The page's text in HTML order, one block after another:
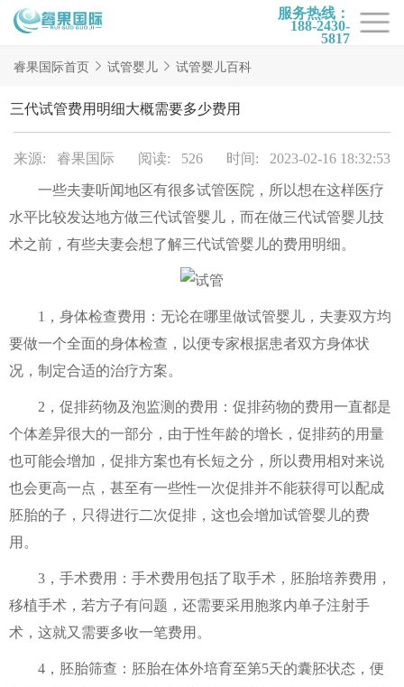
服务热线：
188-2430-
5817
首页
试管项目
试管百科
试管医院
睿果国际
睿果国际首页 试管婴儿 试管婴儿百科
三代试管费用明细大概需要多少费用
来源: 睿果国际 阅读: 526 时间: 2023-02-16 18:32:53
一些夫妻听闻地区有很多试管医院，所以想在这样医疗
水平比较发达地方做三代试管婴儿，而在做三代试管婴儿技
术之前，有些夫妻会想了解三代试管婴儿的费用明细。
1，身体检查费用：无论在哪里做试管婴儿，夫妻双方均
要做一个全面的身体检查，以便专家根据患者双方身体状
况，制定合适的治疗方案。
2，促排药物及泡监测的费用：促排药物的费用一直都是
个体差异很大的一部分，由于性年龄的增长，促排药的用量
也可能会增加，促排方案也有长短之分，所以费用相对来说
也会更高一点，甚至有一些性一次促排并不能获得可以配成
胚胎的子，只得进行二次促排，这也会增加试管婴儿的费
用。
3，手术费用：手术费用包括了取手术，胚胎培养费用，
移植手术，若方子有问题，还需要采用胞浆内单子注射手
术，这就又需要多收一笔费用。
4，胚胎筛查：胚胎在体外培育至第5天的囊胚状态，便